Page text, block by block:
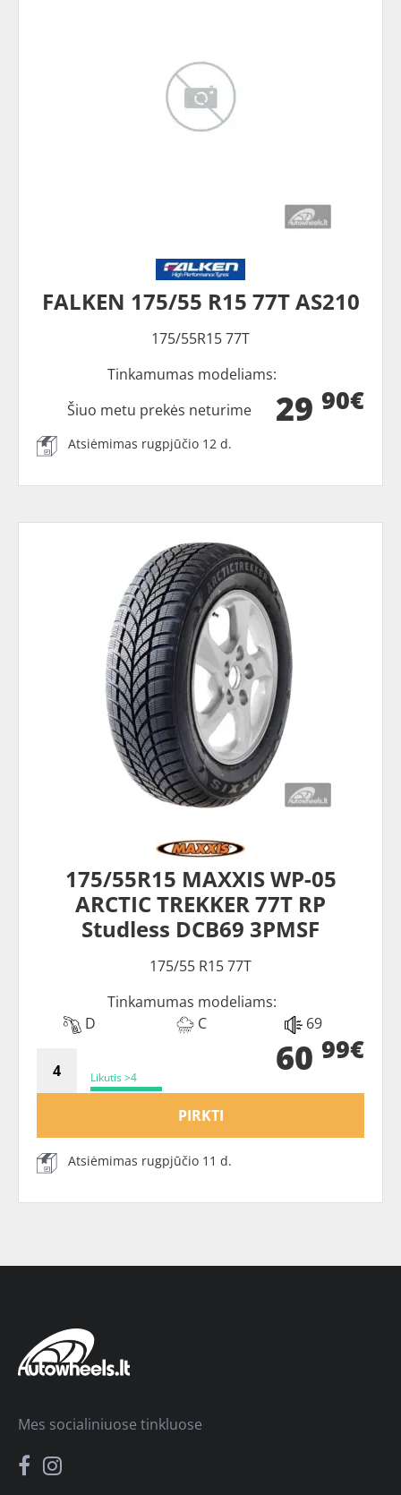
FALKEN 175/55 R15 77T AS210
175/55R15 77T
Tinkamumas modeliams:
29 90€
Šiuo metu prekės neturime
Atsiėmimas rugpjūčio 12 d.
175/55R15 MAXXIS WP-05
ARCTIC TREKKER 77T RP
Studless DCB69 3PMSF
175/55 R15 77T
Tinkamumas modeliams:
D
C 69
Likutis >4 60 99€
PIRKTI
Atsiėmimas rugpjūčio 11 d.
Mes socialiniuose tinkluose